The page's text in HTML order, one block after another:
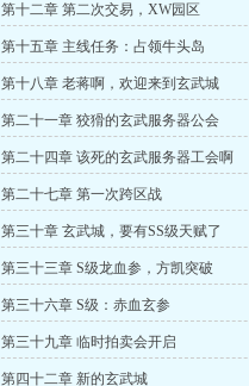
第十二章 第二次交易，XW园区
第十五章 主线任务：占领牛头岛
第十八章 老蒋啊，欢迎来到玄武城
第二十一章 狡猾的玄武服务器公会
第二十四章 该死的玄武服务器工会啊
第二十七章 第一次跨区战
第三十章 玄武城，要有SS级天赋了
第三十三章 S级龙血参，方凯突破
第三十六章 S级：赤血玄参
第三十九章 临时拍卖会开启
第四十二章 新的玄武城